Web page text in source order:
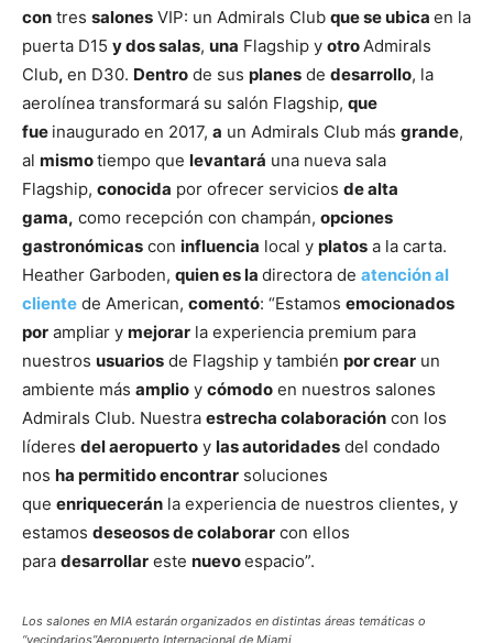
con tres salones VIP: un Admirals Club que se ubica en la
puerta D15 y dos salas, una Flagship y otroAdmirals
Club, en D30. Dentro de sus planes de desarrollo, la
aerolínea transformará su salón Flagship, que
fue inaugurado en 2017, a un Admirals Club más grande,
al mismotiempo que levantará una nueva sala
Flagship, conocida por ofrecer servicios de alta
gama, como recepción con champán, opciones
gastronómicas con influencia local y platos a la carta.
Heather Garboden, quien es la directora de atención al
cliente de American, comentó: “Estamos emocionados
por ampliar y mejorar la experiencia premium para
nuestros usuarios de Flagship y también por crear un
ambiente más amplio y cómodo en nuestros salones
Admirals Club. Nuestra estrecha colaboración con los
líderes del aeropuerto y las autoridades del condado
nos ha permitido encontrar soluciones
que enriquecerán la experiencia de nuestros clientes, y
estamos deseosos de colaborar con ellos
para desarrollar este nuevoespacio”.
Los salones en MIA estarán organizados en distintas áreas temáticas o
“vecindarios”Aeropuerto Internacional de Miami